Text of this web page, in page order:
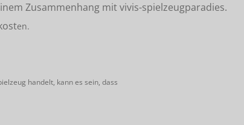
Zusammenhang mit vivis-spielzeugparadies.
en.
handelt, kann es sein, dass